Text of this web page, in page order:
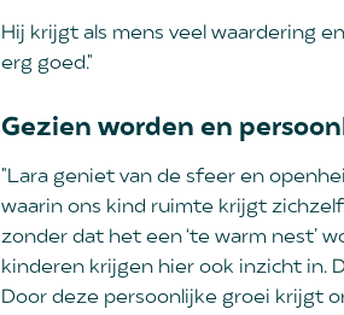
Hij krijgt als mens veel waardering
erg goed."
Gezien worden en
"Lara geniet van de sfeer en
waarin ons kind ruimte krijgt
zonder dat het een ‘te warm nest’
kinderen krijgen hier ook inzicht in.
Door deze persoonlijke groei krijgt